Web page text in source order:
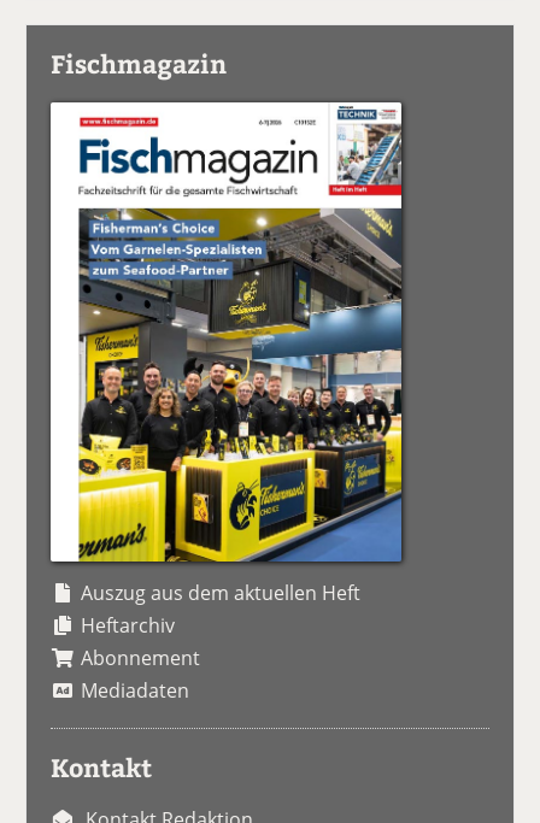
Fischmagazin
Auszug aus dem aktuellen Heft
Heftarchiv
Abonnement
Mediadaten
Kontakt